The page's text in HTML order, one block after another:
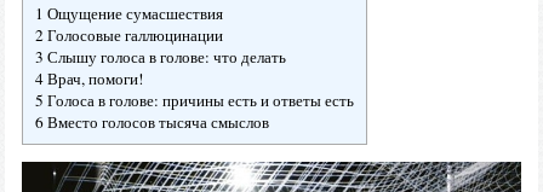
1 Ощущение сумасшествия
2 Голосовые галлюцинации
3 Слышу голоса в голове: что делать
4 Врач, помоги!
5 Голоса в голове: причины есть и ответы есть
6 Вместо голосов тысяча смыслов